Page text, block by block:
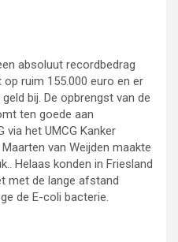
absoluut recordbedrag
ruim 155.000 euro en er
bij. De opbrengst van de
ten goede aan
via het UMCG Kanker
van Weijden maakte
Helaas konden in Friesland
met de lange afstand
de E-coli bacterie.